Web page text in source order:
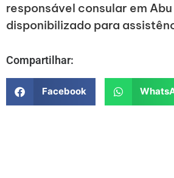
responsável consular em
disponibilizado para
Compartilhar:
Facebook